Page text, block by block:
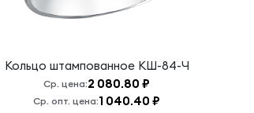
Кольцо штампованное КШ-84-Ч
Ср. цена:2 080.80 ₽
Ср. опт. цена:1 040.40 ₽